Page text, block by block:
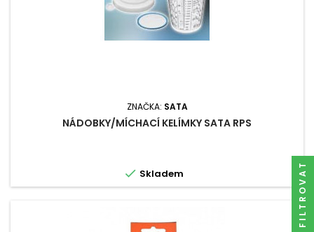
ZNAČKA: SATA
NÁDOBKY/MÍCHACÍ KELÍMKY SATA RPS
 Skladem FILTROVAT